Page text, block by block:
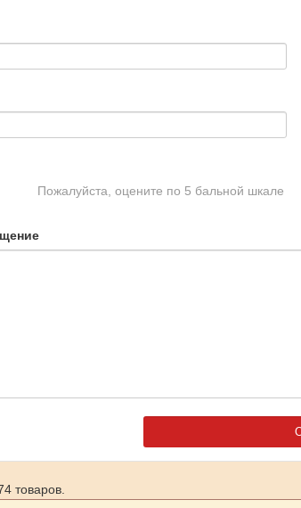
Пожалуйста, оцените по 5 бальной шкале
товаров.